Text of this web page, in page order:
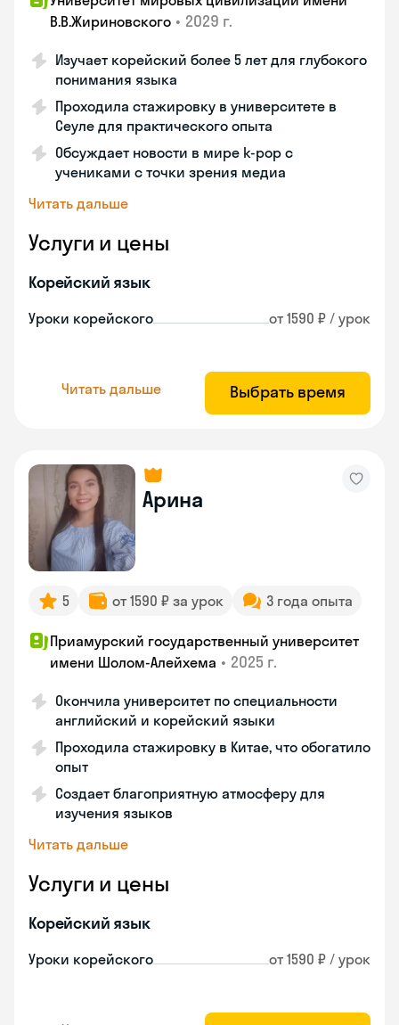
В.В.Жириновского • 2029 г.
Изучает корейский более 5 лет для глубокого
понимания языка
Проходила стажировку в университете в
Сеуле для практического опыта
Обсуждает новости в мире k-pop с
учениками с точки зрения медиа
Читать дальше
Услуги и цены
Корейский язык
Уроки корейского от 1590 ₽ / урок
Читать дальше Выбрать время
Арина
5 от 1590 ₽ за урок 3 года опыта
Приамурский государственный университет
имени Шолом-Алейхема • 2025 г.
Окончила университет по специальности
английский и корейский языки
Проходила стажировку в Китае, что обогатило
опыт
Создает благоприятную атмосферу для
изучения языков
Читать дальше
Услуги и цены
Корейский язык
Уроки корейского от 1590 ₽ / урок